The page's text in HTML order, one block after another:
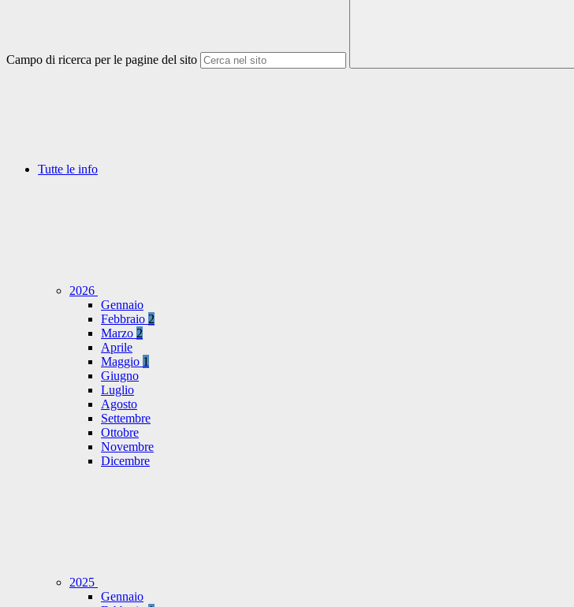
Campo di ricerca per le pagine del sito
Tutte le info
2026
Gennaio
Febbraio 2
Marzo 2
Aprile
Maggio 1
Giugno
Luglio
Agosto
Settembre
Ottobre
Novembre
Dicembre
2025
Gennaio